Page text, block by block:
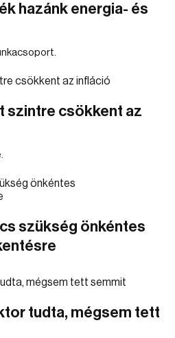
hazánk energia- és
szintre csökkent az
szükség önkéntes
tudta, mégsem tett